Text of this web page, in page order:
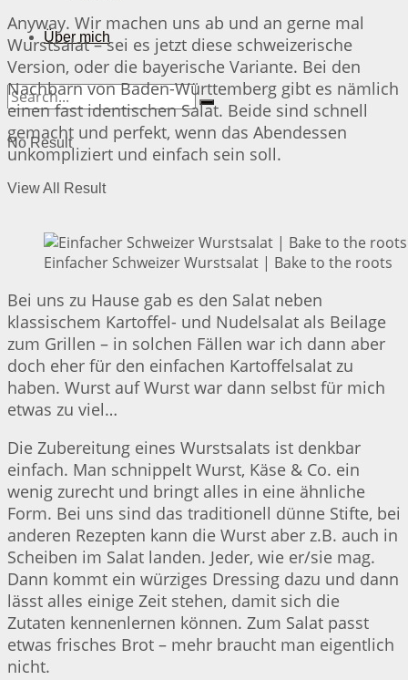
Über mich
No Result
View All Result
Anyway. Wir machen uns ab und an gerne mal
Wurstsalat – sei es jetzt diese schweizerische
Version, oder die bayerische Variante. Bei den
Nachbarn von Baden-Württemberg gibt es nämlich
einen fast identischen Salat. Beide sind schnell
gemacht und perfekt, wenn das Abendessen
unkompliziert und einfach sein soll.
Einfacher Schweizer Wurstsalat | Bake to the roots
Bei uns zu Hause gab es den Salat neben
klassischem Kartoffel- und Nudelsalat als Beilage
zum Grillen – in solchen Fällen war ich dann aber
doch eher für den einfachen Kartoffelsalat zu
haben. Wurst auf Wurst war dann selbst für mich
etwas zu viel…
Die Zubereitung eines Wurstsalats ist denkbar
einfach. Man schnippelt Wurst, Käse & Co. ein
wenig zurecht und bringt alles in eine ähnliche
Form. Bei uns sind das traditionell dünne Stifte, bei
anderen Rezepten kann die Wurst aber z.B. auch in
Scheiben im Salat landen. Jeder, wie er/sie mag.
Dann kommt ein würziges Dressing dazu und dann
lässt alles einige Zeit stehen, damit sich die
Zutaten kennenlernen können. Zum Salat passt
etwas frisches Brot – mehr braucht man eigentlich
nicht.